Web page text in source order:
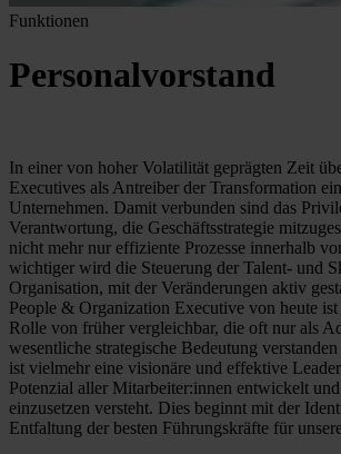
Funktionen
Personalvorstand
In einer von hoher Volatilität geprägten Zeit
Executives als Antreiber der Transformation
Unternehmen. Damit verbunden sind das
Verantwortung, die Geschäftsstrategie
nicht mehr nur effiziente Prozesse innerhalb
wichtiger wird die Steuerung der Talent- und
Organisation, mit der Veränderungen aktiv
People & Organization Executive von heute
Rolle von früher vergleichbar, die oft nur als
wesentliche strategische Bedeutung
ist vielmehr eine visionäre und effektive
Potenzial aller Mitarbeiter:innen entwickelt
einzusetzen versteht. Dies beginnt mit der
Entfaltung der besten Führungskräfte für